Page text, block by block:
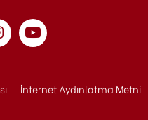
İnternet Aydınlatma Metni